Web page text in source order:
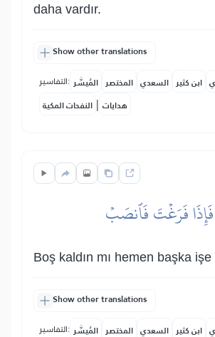
daha vardır.
Show other translations
التفاسير: المُيسَّر المختصر السعدي ابن كثير
النفحات المكية | هدايات
فَإِذَا فَرَغۡتَ فَٱنصَبۡ
Boş kaldın mı hemen başka işe
Show other translations
التفاسير: المُيسَّر المختصر السعدي ابن كثير